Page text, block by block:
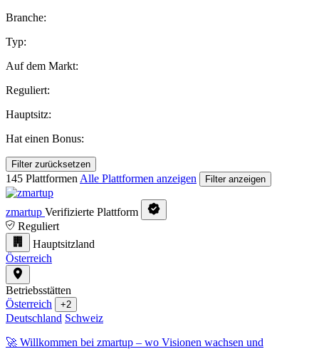
Branche:
Typ:
Auf dem Markt:
Reguliert:
Hauptsitz:
Hat einen Bonus:
Filter zurücksetzen
145 Plattformen Alle Plattformen anzeigen Filter anzeigen
zmartup Verifizierte Plattform
Reguliert
Hauptsitzland
Österreich
Betriebsstätten
Österreich
+2
Deutschland Schweiz
🚀 Willkommen bei zmartup – wo Visionen wachsen und